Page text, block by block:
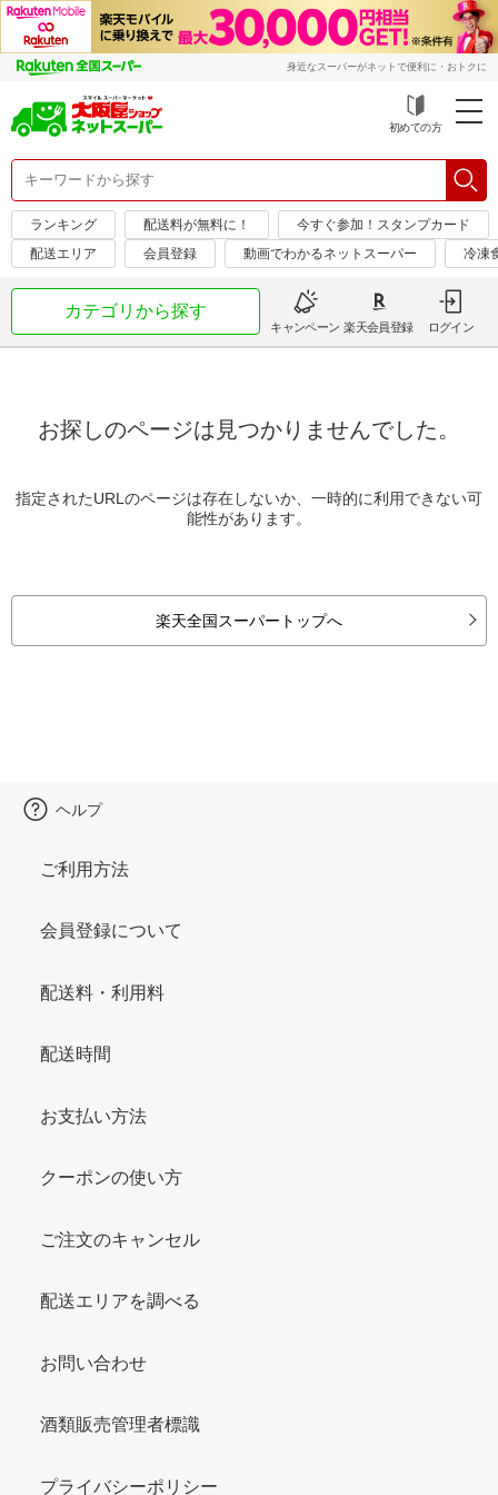
身近なスーパーがネットで便利に・おトクに
初めての方
ランキング 配送料が無料に！
今すぐ参加！スタンプカード
配送エリア
会員登録 動画でわかるネットスーパー 冷凍
カテゴリから探す
キャンペーン 楽天会員登録 ログイン
お探しのページは見つかりませんでした。
指定されたURLのページは存在しないか、一時的に利用できない可
能性があります。
楽天全国スーパートップへ
ヘルプ
ご利用方法
会員登録について
配送料・利用料
配送時間
お支払い方法
クーポンの使い方
ご注文のキャンセル
配送エリアを調べる
お問い合わせ
酒類販売管理者標識
プライバシーポリシー